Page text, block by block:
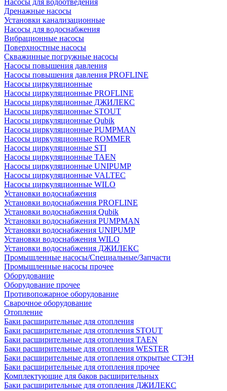
Насосы для водоотведения
Дренажные насосы
Установки канализационные
Насосы для водоснабжения
Вибрационные насосы
Поверхностные насосы
Скважинные погружные насосы
Насосы повышения давления
Насосы повышения давления PROFLINE
Насосы циркуляционные
Насосы циркуляционные PROFLINE
Насосы циркуляционные ДЖИЛЕКС
Насосы циркуляционные STOUT
Насосы циркуляционные Qubik
Насосы циркуляционные PUMPMAN
Насосы циркуляционные ROMMER
Насосы циркуляционные STI
Насосы циркуляционные TAEN
Насосы циркуляционные UNIPUMP
Насосы циркуляционные VALTEC
Насосы циркуляционные WILO
Установки водоснабжения
Установки водоснабжения PROFLINE
Установки водоснабжения Qubik
Установки водоснабжения PUMPMAN
Установки водоснабжения UNIPUMP
Установки водоснабжения WILO
Установки водоснабжения ДЖИЛЕКС
Промышленные насосы/Специальные/Запчасти
Промышленные насосы прочее
Оборудование
Оборудование прочее
Противопожарное оборудование
Сварочное оборудование
Отопление
Баки расширительные для отопления
Баки расширительные для отопления STOUT
Баки расширительные для отопления TAEN
Баки расширительные для отопления WESTER
Баки расширительные для отопления открытые СТЭН
Баки расширительные для отопления прочее
Комплектующие для баков расширительных
Баки расширительные для отопления ДЖИЛЕКС